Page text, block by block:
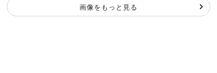
画像をもっと見る